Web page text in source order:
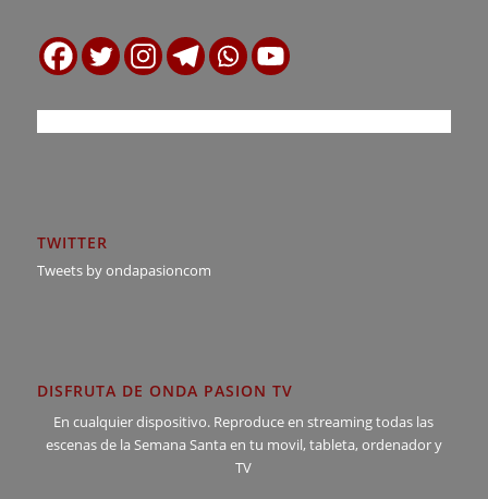
TWITTER
Tweets by ondapasioncom
DISFRUTA DE ONDA PASION TV
En cualquier dispositivo. Reproduce en streaming todas las
escenas de la Semana Santa en tu movil, tableta, ordenador y
TV